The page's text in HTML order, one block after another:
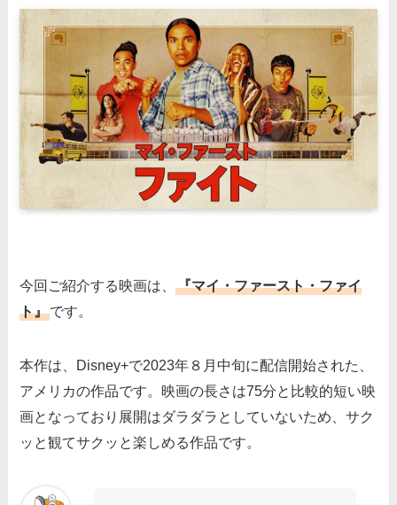
今回ご紹介する映画は、『マイ・ファースト・ファイ
ト』です。
本作は、Disney+で2023年８月中旬に配信開始された、
アメリカの作品です。映画の長さは75分と比較的短い映
画となっており展開はダラダラとしていないため、サク
ッと観てサクッと楽しめる作品です。